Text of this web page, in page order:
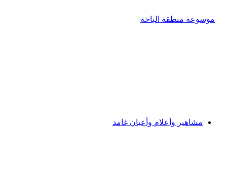
مشاهير وأعلام وأعيان غامد